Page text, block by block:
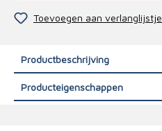
Toevoegen aan verlanglijstje
Productbeschrijving
Producteigenschappen